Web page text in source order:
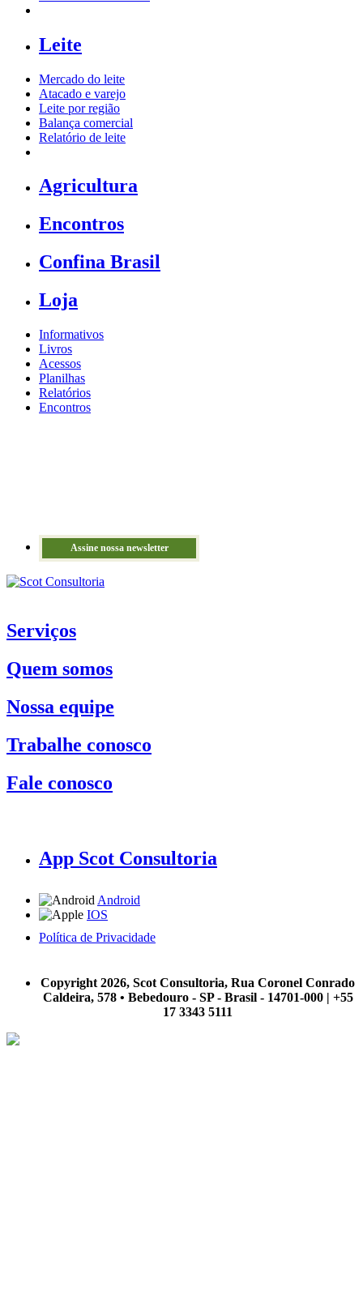
Leite
Mercado do leite
Atacado e varejo
Leite por região
Balança comercial
Relatório de leite
Agricultura
Encontros
Confina Brasil
Loja
Informativos
Livros
Acessos
Planilhas
Relatórios
Encontros
Assine nossa newsletter
Serviços
Quem somos
Nossa equipe
Trabalhe conosco
Fale conosco
App Scot Consultoria
Android
IOS
Política de Privacidade
Copyright 2026, Scot Consultoria, Rua Coronel Conrado
Caldeira, 578 • Bebedouro - SP - Brasil - 14701-000 | +55
17 3343 5111